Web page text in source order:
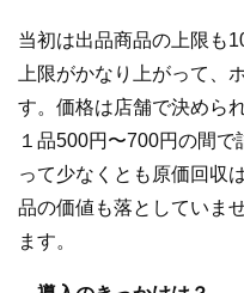
当初は出品商品の上限も
上限がかなり上がって、
す。価格は店舗で決めら
１品500円〜700円の間
って少なくとも原価回収
品の価値も落としていま
ます。